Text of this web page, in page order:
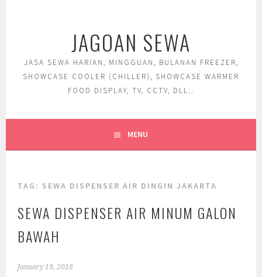
JAGOAN SEWA
JASA SEWA HARIAN, MINGGUAN, BULANAN FREEZER,
SHOWCASE COOLER (CHILLER), SHOWCASE WARMER
FOOD DISPLAY, TV, CCTV, DLL..
MENU
TAG: SEWA DISPENSER AIR DINGIN JAKARTA
SEWA DISPENSER AIR MINUM GALON
BAWAH
January 19, 2018